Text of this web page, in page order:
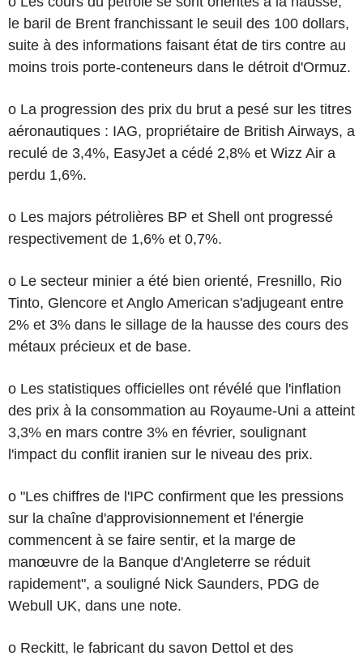
le baril de Brent franchissant le seuil des 100 dollars,
suite à des informations faisant état de tirs contre au
moins trois porte-conteneurs dans le détroit d'Ormuz.
o La progression des prix du brut a pesé sur les titres
aéronautiques : IAG, propriétaire de British Airways, a
reculé de 3,4%, EasyJet a cédé 2,8% et Wizz Air a
perdu 1,6%.
o Les majors pétrolières BP et Shell ont progressé
respectivement de 1,6% et 0,7%.
o Le secteur minier a été bien orienté, Fresnillo, Rio
Tinto, Glencore et Anglo American s'adjugeant entre
2% et 3% dans le sillage de la hausse des cours des
métaux précieux et de base.
o Les statistiques officielles ont révélé que l'inflation
des prix à la consommation au Royaume-Uni a atteint
3,3% en mars contre 3% en février, soulignant
l'impact du conflit iranien sur le niveau des prix.
o "Les chiffres de l'IPC confirment que les pressions
sur la chaîne d'approvisionnement et l'énergie
commencent à se faire sentir, et la marge de
manœuvre de la Banque d'Angleterre se réduit
rapidement", a souligné Nick Saunders, PDG de
Webull UK, dans une note.
o Reckitt, le fabricant du savon Dettol et des